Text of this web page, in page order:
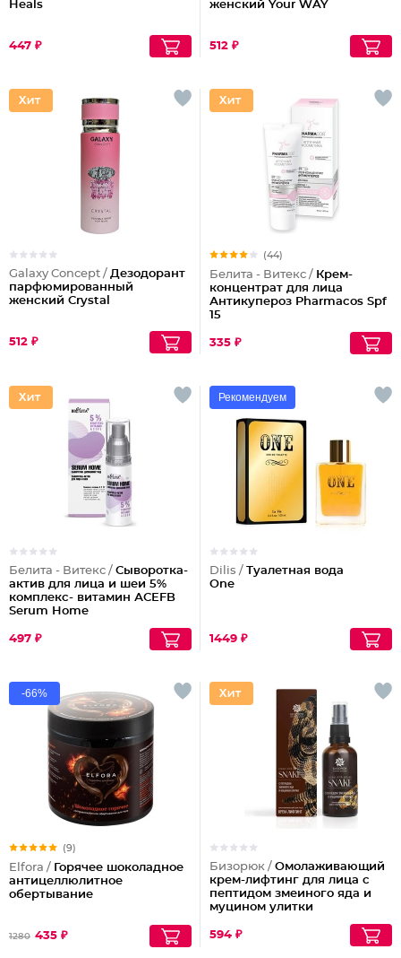
Heals
447 ₽
женский Your WAY
512 ₽
Galaxy Concept / Дезодорант
парфюмированный
женский Crystal
512 ₽
(44)
Белита - Витекс / Крем-
концентрат для лица
Антикупероз Pharmacos Spf
15
335 ₽
Белита - Витекс / Сыворотка-
актив для лица и шеи 5%
комплекс- витамин АСЕFB
Serum Home
497 ₽
Рекомендуем
Dilis / Туалетная вода
One
1449 ₽
-66%
(9)
Elfora / Горячее шоколадное
антицеллюлитное
обертывание
1280 435 ₽
Бизорюк / Омолаживающий
крем-лифтинг для лица с
пептидом змеиного яда и
муцином улитки
594 ₽